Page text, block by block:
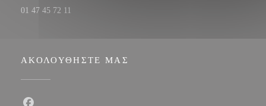
01 47 45 72 11
ΑΚΟΛΟΥΘΉΣΤΕ ΜΑΣ